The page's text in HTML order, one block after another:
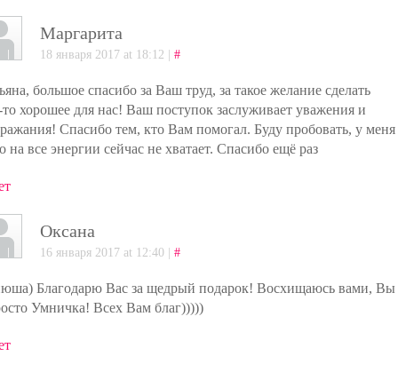
Маргарита
18 января 2017 at 18:12 | #
большое спасибо за Ваш труд, за такое желание сделать
то хорошее для нас! Ваш поступок заслуживает уважения и
Спасибо тем, кто Вам помогал. Буду пробовать, у меня
на все энергии сейчас не хватает. Спасибо ещё раз
Оксана
16 января 2017 at 12:40 | #
Благодарю Вас за щедрый подарок! Восхищаюсь вами, Вы
Умничка! Всех Вам благ)))))